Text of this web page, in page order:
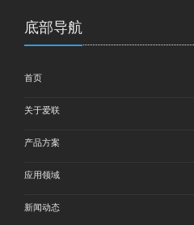
底部导航
首页
关于爱联
产品方案
应用领域
新闻动态